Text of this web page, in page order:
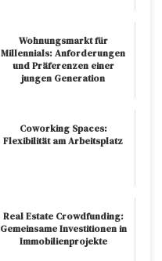
Wohnungsmarkt für
Millennials: Anforderungen
und Präferenzen einer
jungen Generation
Coworking Spaces:
Flexibilität am Arbeitsplatz
Real Estate Crowdfunding:
Gemeinsame Investitionen in
Immobilienprojekte